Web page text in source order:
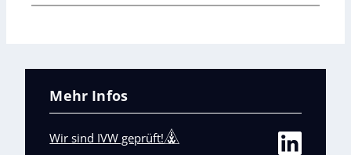
Mehr Infos
Wir sind IVW geprüft!